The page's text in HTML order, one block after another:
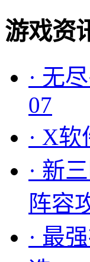
游戏资
· 无
07
· X软
· 新
阵容
· 最